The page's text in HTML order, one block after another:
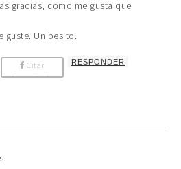
gracias, como me gusta que
guste. Un besito.
Citar
Comentario
RESPONDER